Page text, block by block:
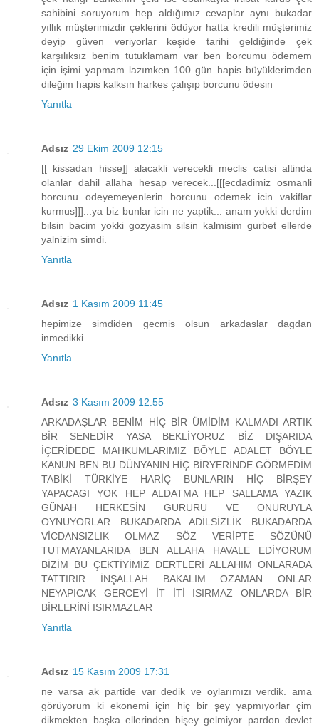
sahibini soruyorum hep aldığımız cevaplar aynı bukadar
yıllık müşterimizdir çeklerini ödüyor hatta kredili müşterimiz
deyip güven veriyorlar keşide tarihi geldiğinde çek
karşılıksız benim tutuklamam var ben borcumu ödemem
için işimi yapmam lazımken 100 gün hapis büyüklerimden
dileğim hapis kalksın harkes çalışıp borcunu ödesin
Yanıtla
Adsız 29 Ekim 2009 12:15
[[ kissadan hisse]] alacakli verecekli meclis catisi altinda
olanlar dahil allaha hesap verecek...[[[ecdadimiz osmanli
borcunu odeyemeyenlerin borcunu odemek icin vakiflar
kurmus]]]...ya biz bunlar icin ne yaptik... anam yokki derdim
bilsin bacim yokki gozyasim silsin kalmisim gurbet ellerde
yalnizim simdi.
Yanıtla
Adsız 1 Kasım 2009 11:45
hepimize simdiden gecmis olsun arkadaslar dagdan
inmedikki
Yanıtla
Adsız 3 Kasım 2009 12:55
ARKADAŞLAR BENİM HİÇ BİR ÜMİDİM KALMADI ARTIK
BİR SENEDİR YASA BEKLİYORUZ BİZ DIŞARIDA
İÇERİDEDE MAHKUMLARIMIZ BÖYLE ADALET BÖYLE
KANUN BEN BU DÜNYANIN HİÇ BİRYERİNDE GÖRMEDİM
TABİKİ TÜRKİYE HARİÇ BUNLARIN HİÇ BİRŞEY
YAPACAGI YOK HEP ALDATMA HEP SALLAMA YAZIK
GÜNAH HERKESİN GURURU VE ONURUYLA
OYNUYORLAR BUKADARDA ADİLSİZLİK BUKADARDA
VİCDANSIZLIK OLMAZ SÖZ VERİPTE SÖZÜNÜ
TUTMAYANLARIDA BEN ALLAHA HAVALE EDİYORUM
BİZİM BU ÇEKTİYİMİZ DERTLERİ ALLAHIM ONLARADA
TATTIRIR İNŞALLAH BAKALIM OZAMAN ONLAR
NEYAPICAK GERCEYİ İT İTİ ISIRMAZ ONLARDA BİR
BİRLERİNİ ISIRMAZLAR
Yanıtla
Adsız 15 Kasım 2009 17:31
ne varsa ak partide var dedik ve oylarımızı verdik. ama
görüyorum ki ekonemi için hiç bir şey yapmıyorlar çim
dikmekten başka ellerinden bişey gelmiyor pardon devlet